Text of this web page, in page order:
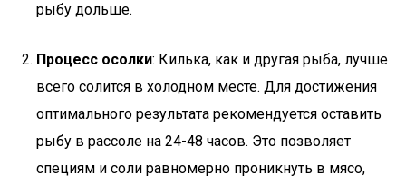
рыбу дольше.
Процесс осолки: Килька, как и другая рыба, лучше
всего солится в холодном месте. Для достижения
оптимального результата рекомендуется оставить
рыбу в рассоле на 24-48 часов. Это позволяет
специям и соли равномерно проникнуть в мясо,